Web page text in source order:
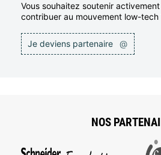
Vous souhaitez soutenir
contribuer au mouvement low-tech
Je deviens partenaire @
NOS